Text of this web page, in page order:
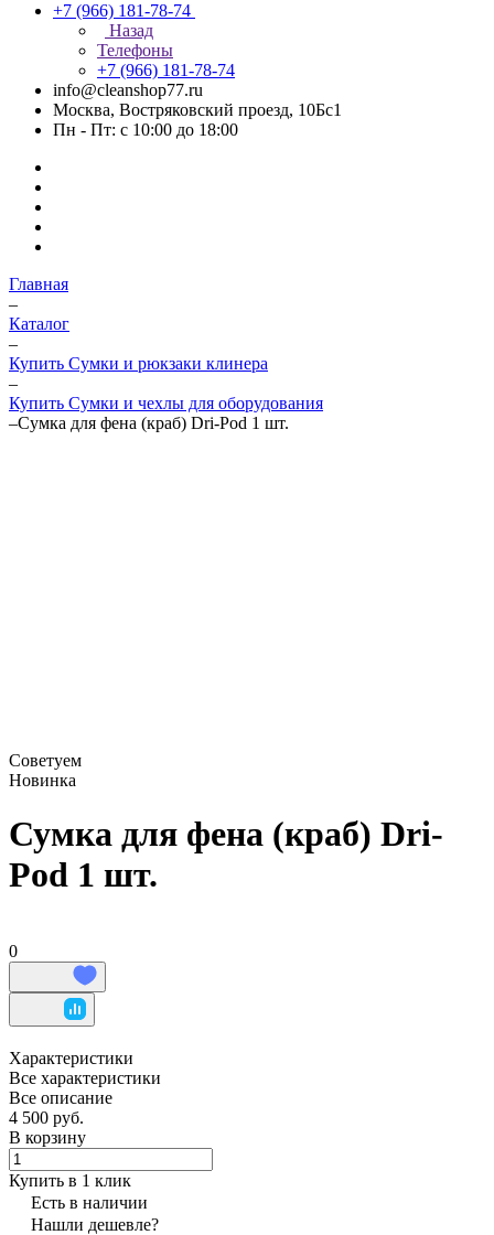
+7 (966) 181-78-74
Назад
Телефоны
+7 (966) 181-78-74
info@cleanshop77.ru
Москва, Востряковский проезд, 10Бс1
Пн - Пт: с 10:00 до 18:00
Главная
–
Каталог
–
Купить Сумки и рюкзаки клинера
–
Купить Сумки и чехлы для оборудования
–Сумка для фена (краб) Dri-Pod 1 шт.
Советуем
Новинка
Сумка для фена (краб) Dri-
Pod 1 шт.
0
Характеристики
Все характеристики
Все описание
4 500 руб.
В корзину
Купить в 1 клик
Есть в наличии
Нашли дешевле?